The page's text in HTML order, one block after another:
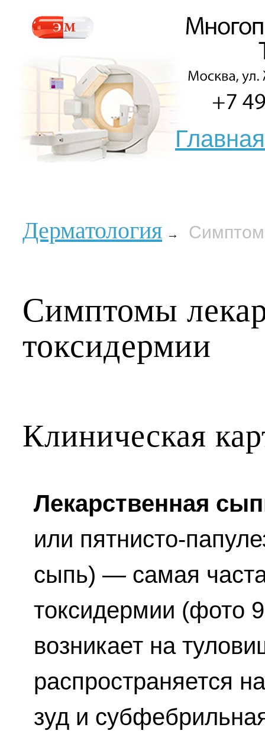
Главная
Дерматология →
Симптомы
токсидермии
Клиническая
Лекарственная
или пятнисто-
сыпь) — самая
токсидермии (фото
возникает на
распространяется
зуд и